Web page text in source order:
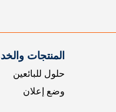
المنتجات
حلول للبائعين
وضع إعلان